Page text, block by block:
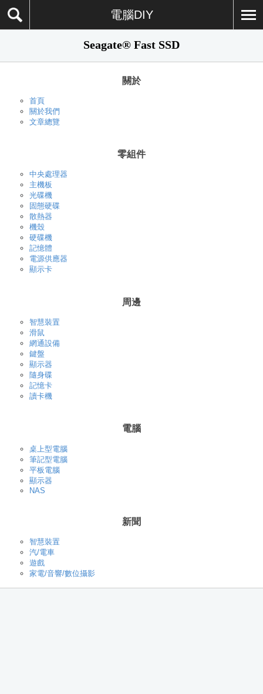
電腦DIY
Seagate® Fast SSD
關於
首頁
關於我們
文章總覽
零組件
中央處理器
主機板
光碟機
固態硬碟
散熱器
機殼
硬碟機
記憶體
電源供應器
顯示卡
周邊
智慧裝置
滑鼠
網通設備
鍵盤
顯示器
隨身碟
記憶卡
讀卡機
電腦
桌上型電腦
筆記型電腦
平板電腦
顯示器
NAS
新聞
智慧裝置
汽/電車
遊戲
家電/音響/數位攝影